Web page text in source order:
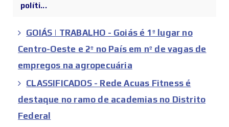
políti...
GOIÁS | TRABALHO - Goiás é 1º lugar no
Centro-Oeste e 2º no País em nº de vagas de
empregos na agropecuária
CLASSIFICADOS - Rede Acuas Fitness é
destaque no ramo de academias no Distrito
Federal